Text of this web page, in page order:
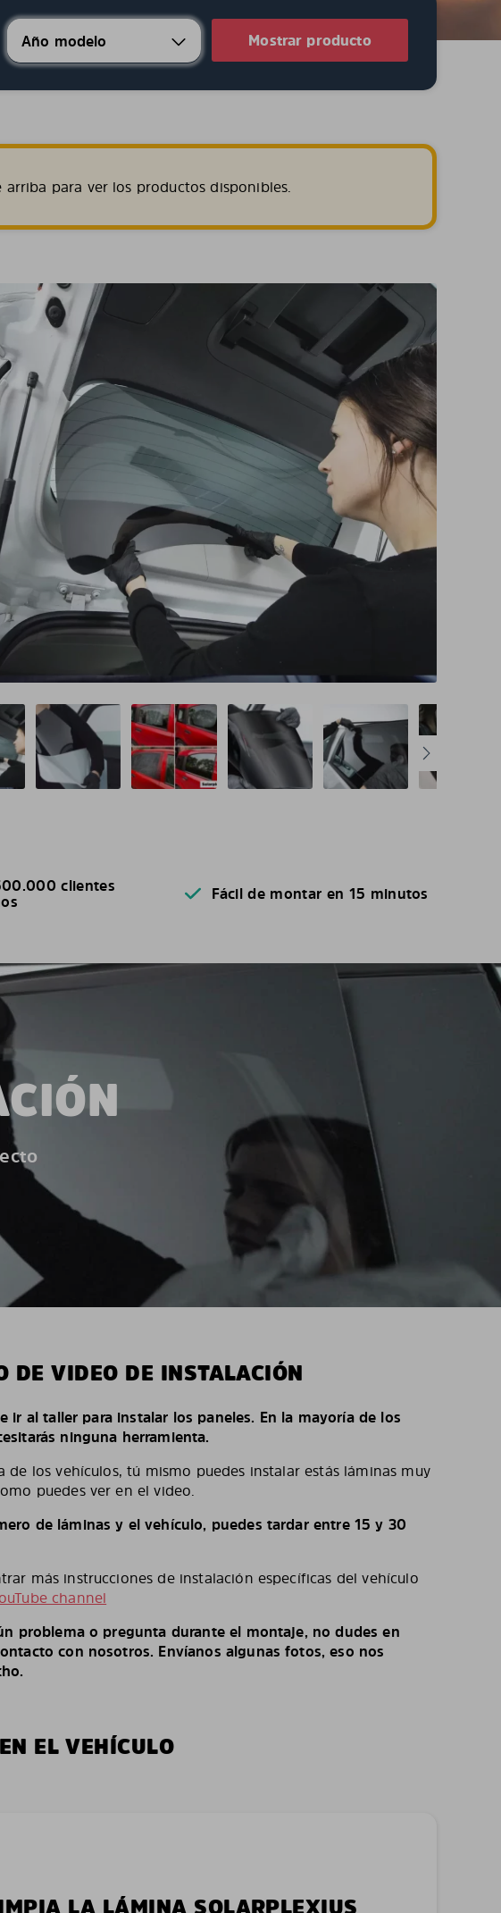
Mostrar producto
para ver los productos disponibles.
clientes
Fácil de montar en 15 minutos
DE VIDEO DE INSTALACIÓN
ir al taller para instalar los paneles. En la mayoría de los
ninguna herramienta.
de los vehículos, tú mismo puedes instalar estás láminas muy
puedes ver en el video.
de láminas y el vehículo, puedes tardar entre 15 y 30
más instrucciones de instalación específicas del vehículo
channel
problema o pregunta durante el montaje, no dudes en
con nosotros. Envíanos algunas fotos, eso nos
EL VEHÍCULO